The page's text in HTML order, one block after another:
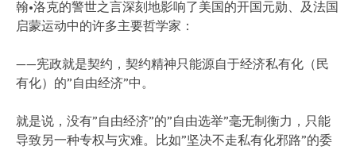
翰•洛克的警世之言深刻地影响了美国的开国元勋、及法国
启蒙运动中的许多主要哲学家：
——宪政就是契约，契约精神只能源自于经济私有化（民
有化）的”自由经济”中。
就是说，没有”自由经济”的”自由选举”毫无制衡力，只能
导致另一种专权与灾难。比如”坚决不走私有化邪路”的委